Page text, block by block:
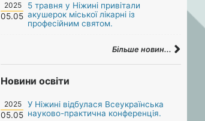
2025
05.05
5 травня у Ніжині привітали
акушерок міської лікарні із
професійним святом.
Більше новин...
Новини освіти
2025
05.05
У Ніжині відбулася Всеукраїнська
науково-практична конференція.